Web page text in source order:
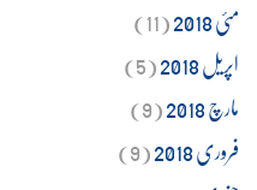
مئی 2018
(11)
اپریل 2018
(5)
مارچ 2018
(9)
فروری 2018
(9)